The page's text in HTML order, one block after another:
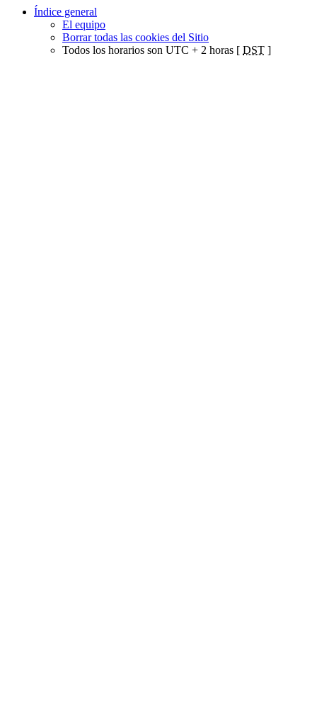
Índice general
El equipo
Borrar todas las cookies del Sitio
Todos los horarios son UTC + 2 horas [ DST ]